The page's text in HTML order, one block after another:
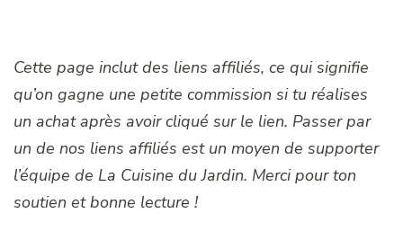
Cette page inclut des liens affiliés, ce qui signifie
qu’on gagne une petite commission si tu réalises
un achat après avoir cliqué sur le lien. Passer par
un de nos liens affiliés est un moyen de supporter
l’équipe de La Cuisine du Jardin. Merci pour ton
soutien et bonne lecture !